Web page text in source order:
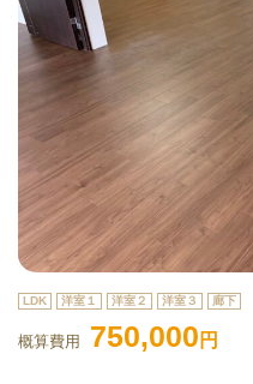
LDK 洋室１ 洋室２ 洋室３ 廊下
概算費用 750,000 円